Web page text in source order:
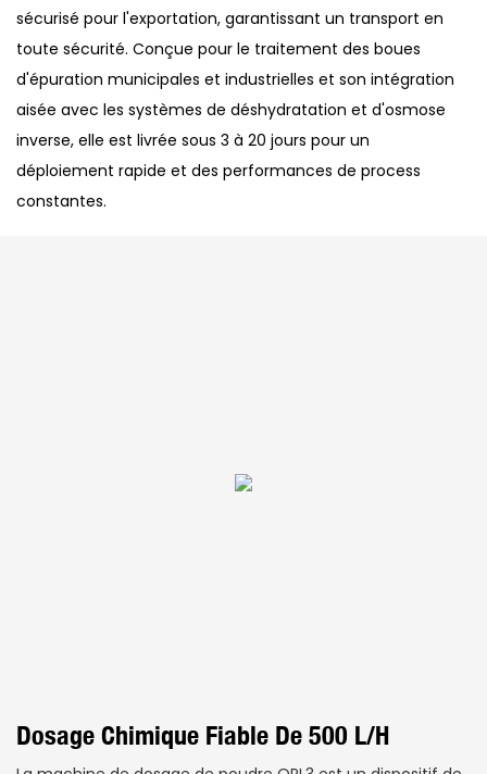
sécurisé pour l'exportation, garantissant un transport en
toute sécurité. Conçue pour le traitement des boues
d'épuration municipales et industrielles et son intégration
aisée avec les systèmes de déshydratation et d'osmose
inverse, elle est livrée sous 3 à 20 jours pour un
déploiement rapide et des performances de process
constantes.
Dosage Chimique Fiable De 500 L/h